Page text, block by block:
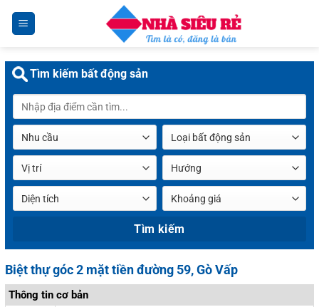
dung
Biệt thự góc 2 mặt tiền đường 59, Gò Vấp
Thông tin cơ bản
Tìm kiếm bất động sản